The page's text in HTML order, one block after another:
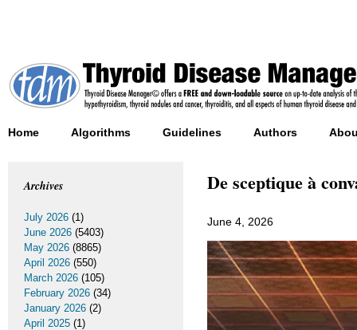
Home Algorithms Guidelines Authors
De sceptique à
June 4, 2026
Archives
July 2026 (1)
June 2026 (5403)
May 2026 (8865)
April 2026 (550)
March 2026 (105)
February 2026 (34)
January 2026 (2)
April 2025 (1)